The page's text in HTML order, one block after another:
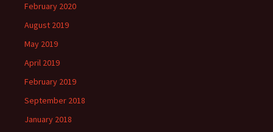
February 2020
August 2019
May 2019
April 2019
February 2019
September 2018
January 2018